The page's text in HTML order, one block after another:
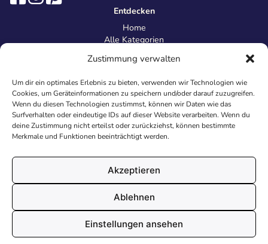
Zustimmung verwalten
Um dir ein optimales Erlebnis zu bieten, verwenden wir Technologien wie
Cookies, um Geräteinformationen zu speichern und/oder darauf zuzugreifen.
Wenn du diesen Technologien zustimmst, können wir Daten wie das
Surfverhalten oder eindeutige IDs auf dieser Website verarbeiten. Wenn du
deine Zustimmung nicht erteilst oder zurückziehst, können bestimmte
Merkmale und Funktionen beeinträchtigt werden.
Akzeptieren
Ablehnen
Einstellungen ansehen
Entdecken
Home
Alle Kategorien
Information
Über uns
Kontakt
Inhaltsrichtlinien
Recht & Datenschutz
Impressum
AGB
Cookies
© 2026 Malvorlagen24.de - Alle Rechte vorbehalten. Made with
♥
in Deutschland.